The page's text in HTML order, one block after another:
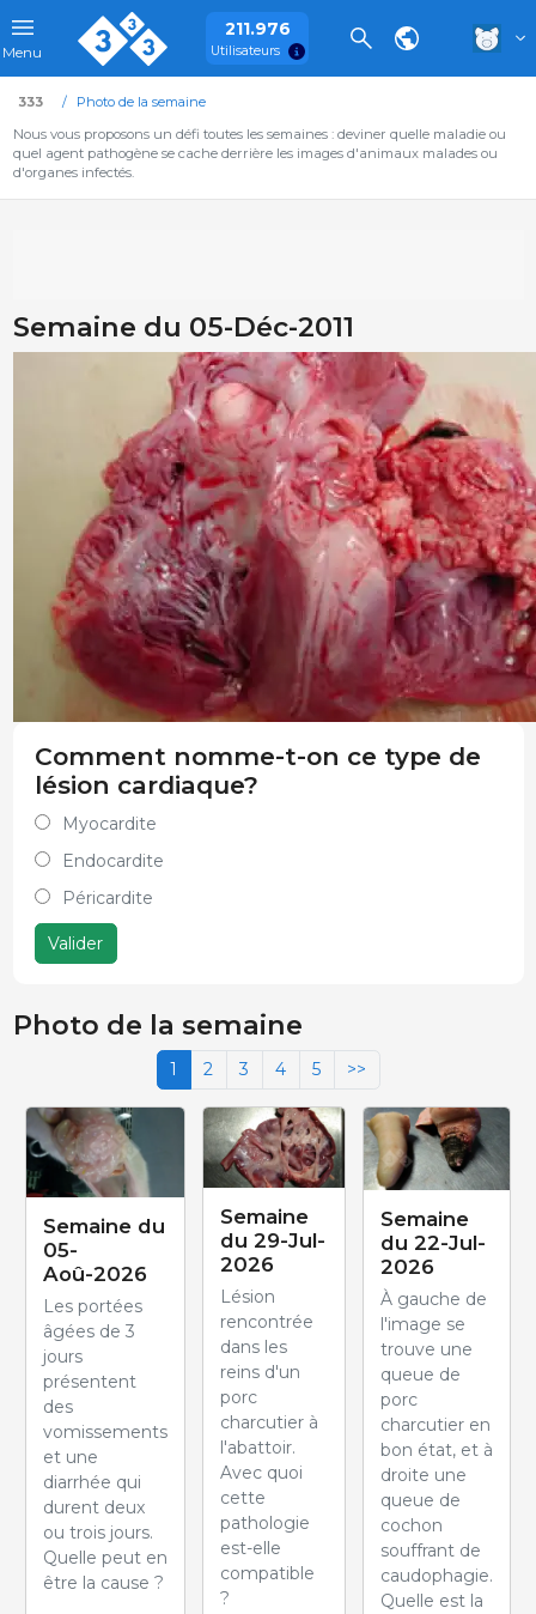
Menu
211.976
Utilisateurs
333
Photo de la semaine
Nous vous proposons un défi toutes les semaines : deviner quelle maladie ou
quel agent pathogène se cache derrière les images d'animaux malades ou
d'organes infectés.
Semaine du 05-Déc-2011
Comment nomme-t-on ce type de
lésion cardiaque?
Myocardite
Endocardite
Péricardite
Valider
Photo de la semaine
1 2 3 4 5 >>
Semaine du
05-
Aoû-2026
Les portées
âgées de 3
jours
présentent
des
vomissements
et une
diarrhée qui
durent deux
ou trois jours.
Quelle peut en
être la cause ?
Semaine
du 29-Jul-
2026
Lésion
rencontrée
dans les
reins d'un
porc
charcutier à
l'abattoir.
Avec quoi
cette
pathologie
est-elle
compatible
?
Semaine
du 22-Jul-
2026
À gauche de
l'image se
trouve une
queue de
porc
charcutier en
bon état, et à
droite une
queue de
cochon
souffrant de
caudophagie.
Quelle est la